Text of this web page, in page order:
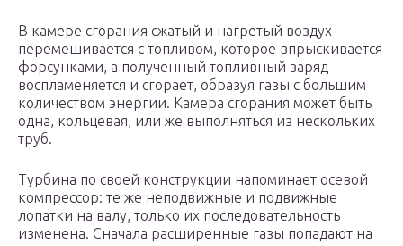
В камере сгорания сжатый и нагретый воздух
перемешивается с топливом, которое впрыскивается
форсунками, а полученный топливный заряд
воспламеняется и сгорает, образуя газы с большим
количеством энергии. Камера сгорания может быть
одна, кольцевая, или же выполняться из нескольких
труб.
Турбина по своей конструкции напоминает осевой
компрессор: те же неподвижные и подвижные
лопатки на валу, только их последовательность
изменена. Сначала расширенные газы попадают на